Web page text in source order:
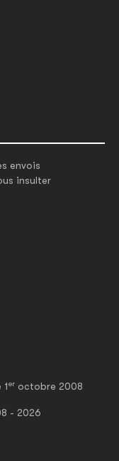
er octobre 2008
- 2026
envois
insulter